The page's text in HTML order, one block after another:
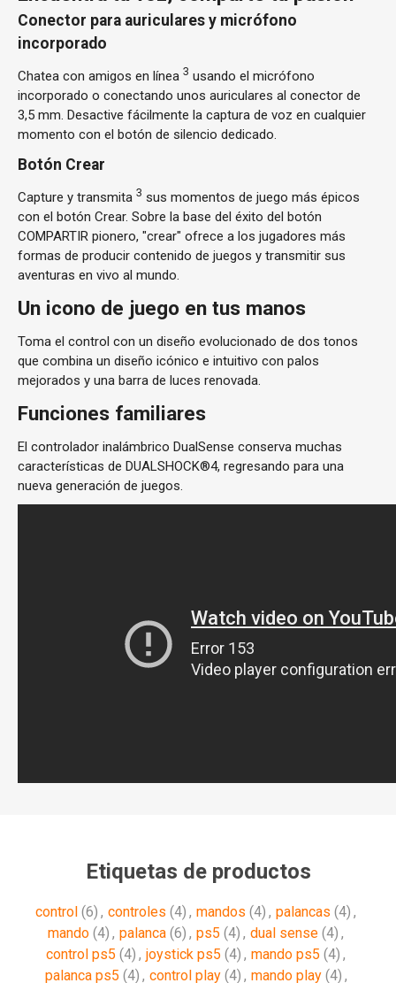
Conector para auriculares y micrófono
incorporado
Chatea con amigos en línea 3 usando el micrófono
incorporado o conectando unos auriculares al conector de
3,5 mm. Desactive fácilmente la captura de voz en cualquier
momento con el botón de silencio dedicado.
Botón Crear
Capture y transmita 3 sus momentos de juego más épicos
con el botón Crear. Sobre la base del éxito del botón
COMPARTIR pionero, "crear" ofrece a los jugadores más
formas de producir contenido de juegos y transmitir sus
aventuras en vivo al mundo.
Un icono de juego en tus manos
Toma el control con un diseño evolucionado de dos tonos
que combina un diseño icónico e intuitivo con palos
mejorados y una barra de luces renovada.
Funciones familiares
El controlador inalámbrico DualSense conserva muchas
características de DUALSHOCK®4, regresando para una
nueva generación de juegos.
Etiquetas de productos
control (6) , controles (4) , mandos (4) , palancas (4) ,
mando (4) , palanca (6) , ps5 (4) , dual sense (4) ,
control ps5 (4) , joystick ps5 (4) , mando ps5 (4) ,
palanca ps5 (4) , control play (4) , mando play (4) ,